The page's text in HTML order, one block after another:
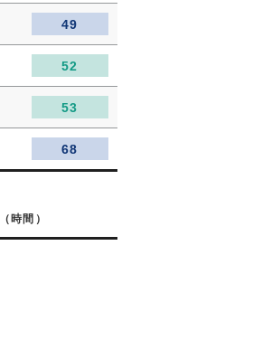
49
52
53
68
（時間）